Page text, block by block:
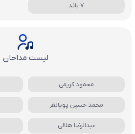
7 باند
لیست مداحان
محمود کریمی
محمد حسین پویانفر
عبدالرضا هلالی